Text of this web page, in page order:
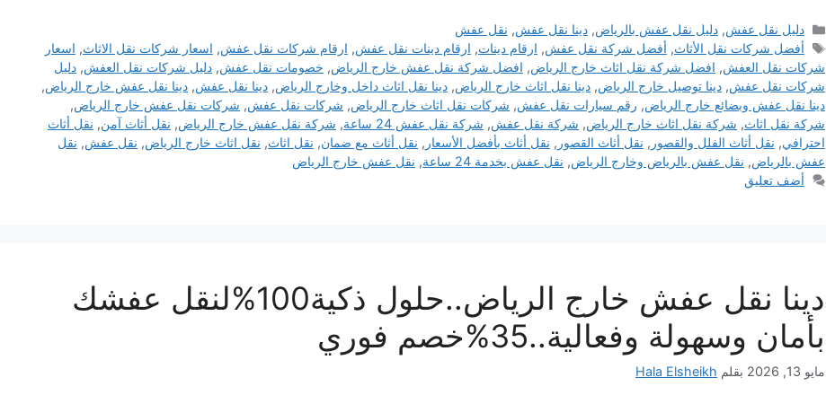
التصنيفات
دليل نقل عفش,دليل نقل عفش بالرياض,دينا نقل عفش, نقل عفش
الوسوم
أفضل شركات نقل الأثاث, أفضل شركة نقل عفش, ارقام دينات, ارقام دينات نقل عفش, ارقام شركات نقل عفش, اسعار شركات نقل الاثاث, اسعار
شركات نقل العفش, افضل شركة نقل اثاث خارج الرياض, افضل شركة نقل عفش خارج الرياض, خصومات نقل عفش, دليل شركات نقل العفش, دليل
شركات نقل عفش, دينا توصيل خارج الرياض, دينا نقل اثاث خارج الرياض, دينا نقل اثاث داخل وخارج الرياض, دينا نقل عفش, دينا نقل عفش خارج الرياض,
دينا نقل عفش وبضائع خارج الرياض, رقم سيارات نقل عفش, شركات نقل اثاث خارج الرياض, شركات نقل عفش, شركات نقل عفش خارج الرياض,
شركة نقل اثاث, شركة نقل اثاث خارج الرياض, شركة نقل عفش, شركة نقل عفش 24 ساعة , شركة نقل عفش خارج الرياض, نقل أثاث آمن, نقل أثاث
احترافي, نقل أثاث الفلل والقصور , نقل أثاث القصور , نقل أثاث بأفضل الأسعار , نقل أثاث مع ضمان, نقل اثاث, نقل اثاث خارج الرياض, نقل عفش, نقل
عفش بالرياض, نقل عفش بالرياض وخارج الرياض, نقل عفش بخدمة 24 ساعة , نقل عفش خارج الرياض
أضف تعليق
دينا نقل عفش خارج الرياض..حلول ذكية100%لنقل عفشك
بأمان وسهولة وفعالية..35%خصم فوري
مايو 13, 2026 بقلم Hala Elsheikh